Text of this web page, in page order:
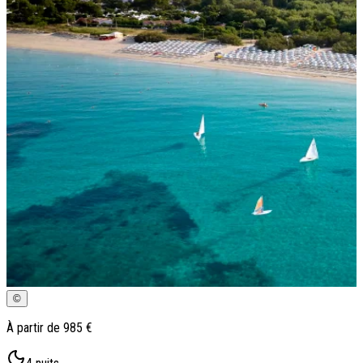
Notre histoire
Pourquoi voyager avec nous ?
Tourisme responsable
Nos brochures
Contactez-nous
Rejoignez-nous
©
À partir de 985 €